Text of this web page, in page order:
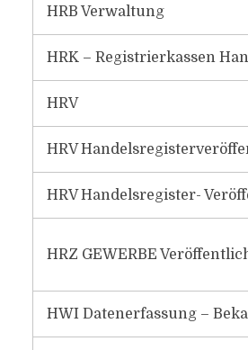
HRB Verwaltung
HRK – Registrierkassen
HRV
HRV
HRV Handelsregister-
HRZ GEWERBE
HWI Datenerfassung –